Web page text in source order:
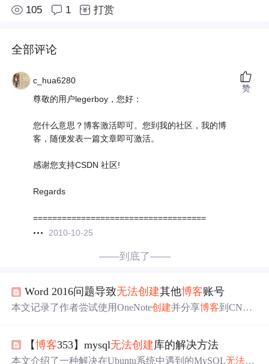
105 1 打赏
全部评论
c_hua6280
尊敬的用户legerboy，您好：
您什么意思？博客激活即可。您到我的社区，我的博
客，随便发表一篇文章即可激活。
感谢您支持CSDN 社区!
Regards
====================================
2010-10-25
赞
——到底了——
Word 2016问题导致无法创建其他博客账号
本文记录了作者尝试使用OneNote创建并分享博客到CNBlo
【博客353】mysql无法创建库的解决方法
本文介绍了一种解决在Ubuntu系统中遇到的MySQL无法创